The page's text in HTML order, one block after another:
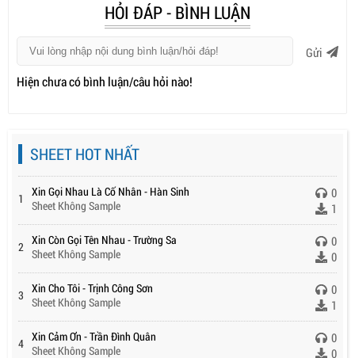
HỎI ĐÁP - BÌNH LUẬN
Gửi
Hiện chưa có bình luận/câu hỏi nào!
SHEET HOT NHẤT
1
Xin Gọi Nhau Là Cố Nhân - Hàn Sinh
Sheet Không Sample
0
1
2 Xin Còn Gọi Tên Nhau - Trường Sa
Sheet Không Sample
0
0
3 Xin Cho Tôi - Trịnh Công Sơn
Sheet Không Sample
0
1
4 Xin Cảm Ơn - Trần Đình Quân
Sheet Không Sample
0
0